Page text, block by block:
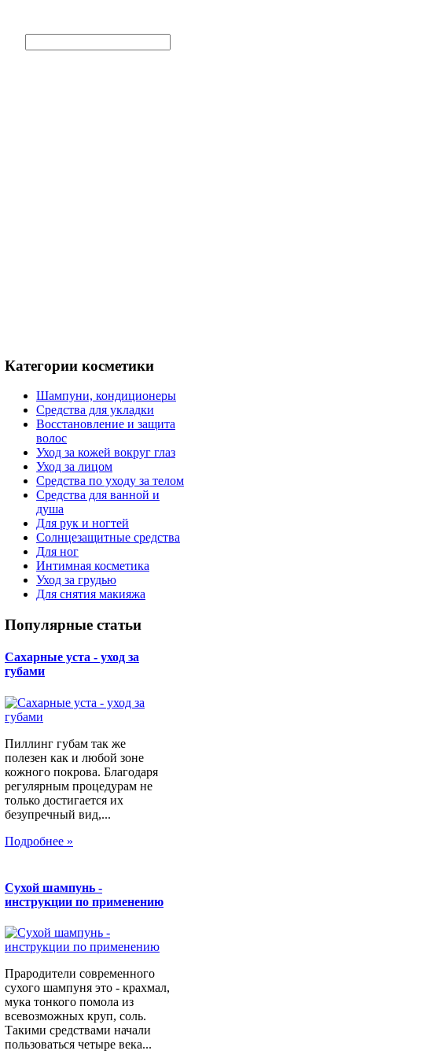
Категории косметики
Шампуни, кондиционеры
Средства для укладки
Восстановление и защита
волос
Уход за кожей вокруг глаз
Уход за лицом
Средства по уходу за телом
Средства для ванной и
душа
Для рук и ногтей
Солнцезащитные средства
Для ног
Интимная косметика
Уход за грудью
Для снятия макияжа
Популярные статьи
Сахарные уста - уход за
губами
Пиллинг губам так же
полезен как и любой зоне
кожного покрова. Благодаря
регулярным процедурам не
только достигается их
безупречный вид,...
Подробнее »
Сухой шампунь -
инструкции по применению
Прародители современного
сухого шампуня это - крахмал,
мука тонкого помола из
всевозможных круп, соль.
Такими средствами начали
пользоваться четыре века...